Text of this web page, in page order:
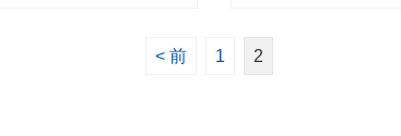
< 前 1 2